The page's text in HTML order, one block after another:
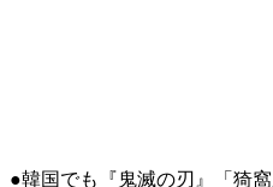
●韓国でも『鬼滅の刃』「猗